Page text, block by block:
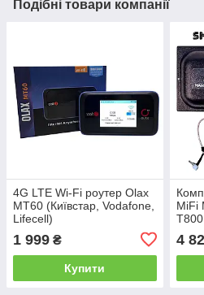
Подібні товари компанії
4G LTE Wi-Fi роутер Olax
MT60 (Київстар, Vodafone,
Lifecell)
1 999 ₴
Купити
MiFi
4